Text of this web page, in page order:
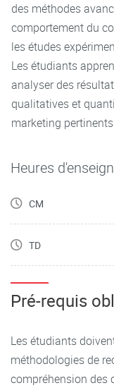
des méthodes
comportement du
les études
Les étudiants
analyser des
qualitatives et
marketing
Heures
CM
TD
Pré-requis
Les étudiants
méthodologies de
compréhension des